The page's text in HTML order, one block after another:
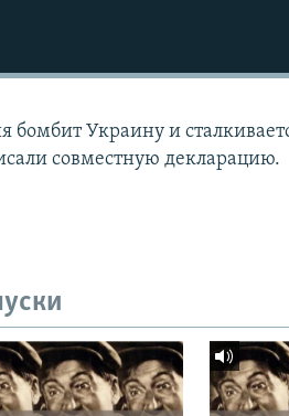
бомбит Украину и
совместную декларацию.